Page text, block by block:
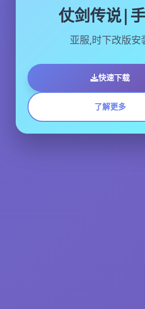
仗剑传说|
亚服,时下改版安
快速下载
了解更多